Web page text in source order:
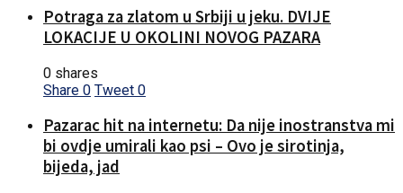
Potraga za zlatom u Srbiji u jeku. DVIJE
LOKACIJE U OKOLINI NOVOG PAZARA
0 shares
Share 0 Tweet 0
Pazarac hit na internetu: Da nije inostranstva mi
bi ovdje umirali kao psi – Ovo je sirotinja,
bijeda, jad